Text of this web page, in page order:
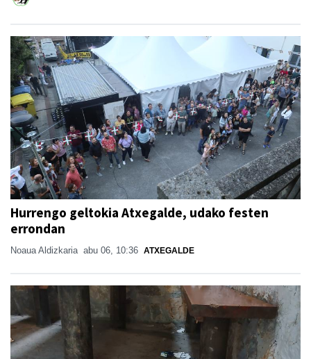
Hurrengo geltokia Atxegalde, udako festen
errondan
Noaua Aldizkaria abu 06, 10:36 ATXEGALDE